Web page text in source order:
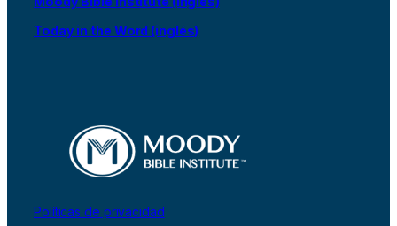
Today in the Word (inglés)
Políticas de privacidad